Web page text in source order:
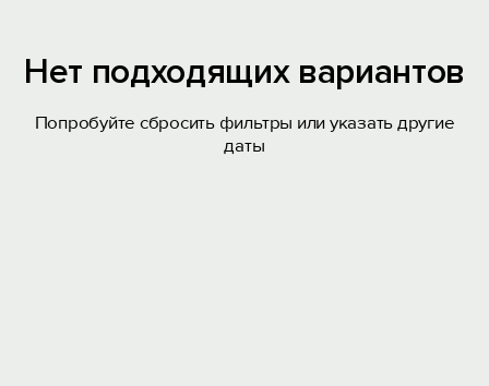
Нет подходящих вариантов
Попробуйте сбросить фильтры или указать другие
даты